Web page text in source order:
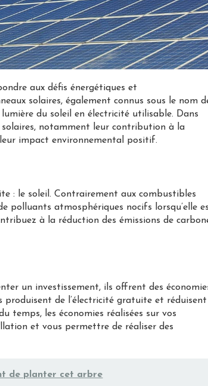
aux défis énergétiques et
solaires, également connus sous le nom
du soleil en électricité utilisable. Dans
solaires, notamment leur contribution à la
impact environnemental positif.
: le soleil. Contrairement aux combustibles
polluants atmosphériques nocifs lorsqu’elle
à la réduction des émissions de
un investissement, ils offrent des
produisent de l’électricité gratuite et réduisent
temps, les économies réalisées sur vos
et vous permettre de réaliser des
de planter cet arbre